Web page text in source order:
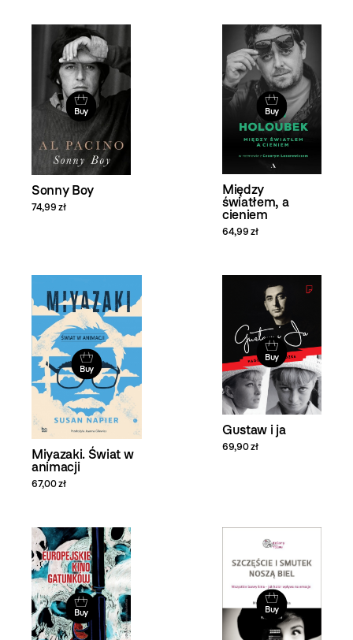
Buy
Sonny Boy
74,99 zł
Buy
Między
światłem, a
cieniem
64,99 zł
Buy
Miyazaki. Świat w
animacji
67,00 zł
Buy
Gustaw i ja
69,90 zł
Buy Buy